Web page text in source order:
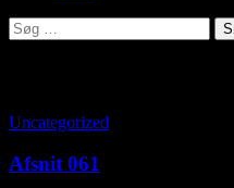
Søg
efter:
Uncategorized
Afsnit 061